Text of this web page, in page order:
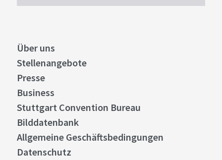
Über uns
Stellenangebote
Presse
Business
Stuttgart Convention Bureau
Bilddatenbank
Allgemeine Geschäftsbedingungen
Datenschutz